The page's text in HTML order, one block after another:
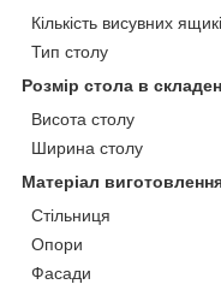
Кількість висувних
Тип столу
Розмір стола в
Висота столу
Ширина столу
Матеріал
Стільниця
Опори
Фасади